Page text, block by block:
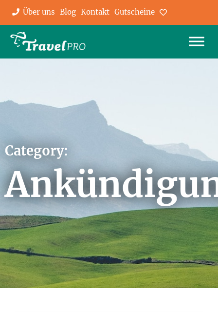
Über uns Blog Kontakt Gutscheine Favoriten
Category: